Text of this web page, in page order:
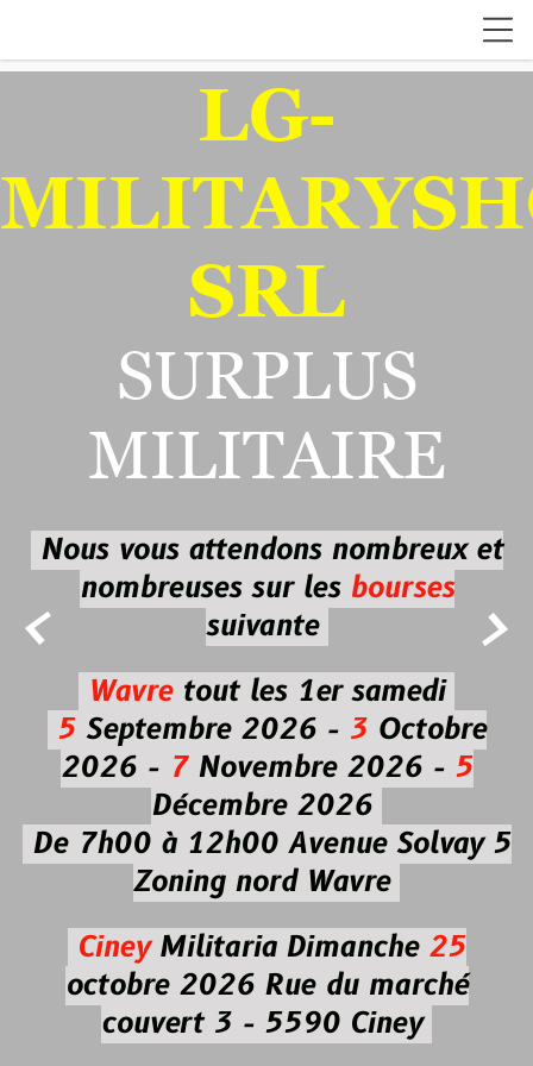
 
LG-
SRL
SURPLUS
MILITAIRE
Nous vous attendons nombreux et
nombreuses sur les bourses
suivante
Wavretout les 1er samedi
5Septembre 2026 - 3Octobre
2026 -7Novembre 2026 - 5
Décembre 2026
De 7h00 à 12h00 Avenue Solvay 5
Zoning nord Wavre
CineyMilitaria Dimanche 25
octobre 2026Rue du marché
couvert 3 - 5590 Ciney